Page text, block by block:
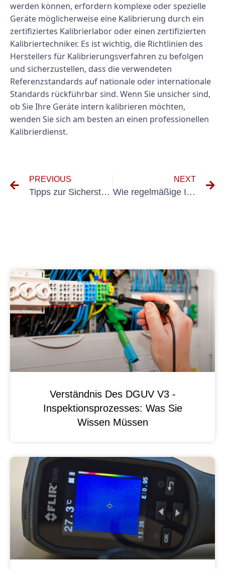
werden können, erfordern komplexe oder spezielle
Geräte möglicherweise eine Kalibrierung durch ein
zertifiziertes Kalibrierlabor oder einen zertifizierten
Kalibriertechniker. Es ist wichtig, die Richtlinien des
Herstellers für Kalibrierungsverfahren zu befolgen
und sicherzustellen, dass die verwendeten
Referenzstandards auf nationale oder internationale
Standards rückführbar sind. Wenn Sie unsicher sind,
ob Sie Ihre Geräte intern kalibrieren möchten,
wenden Sie sich am besten an einen professionellen
Kalibrierdienst.
PREVIOUS
Tipps zur Sicherstellung der Einhaltung der Elektroprüfung BGV A3
NEXT
Wie regelmäßige Inspektionen elektrische Gefahren in Festinstallationen verhindern können
Verständnis Des DGUV V3 -
Inspektionsprozesses: Was Sie
Wissen Müssen